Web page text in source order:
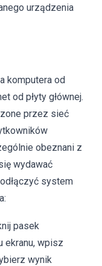
urządzenia
komputera od
od płyty głównej.
przez sieć
obeznani z
wydawać
system
pasek
ekranu, wpisz
wynik